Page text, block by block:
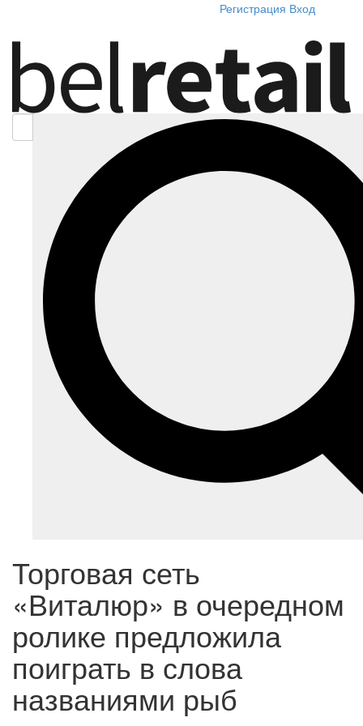
Регистрация Вход
Торговая сеть
«Виталюр» в очередном
ролике предложила
поиграть в слова
названиями рыб